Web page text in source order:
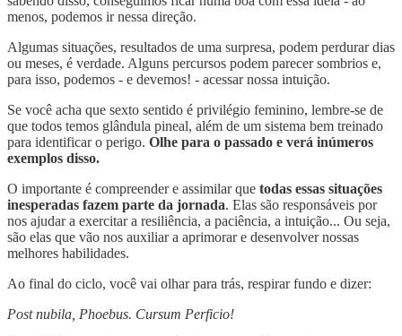
menos, podemos ir nessa direção.
Algumas situações, resultados de uma surpresa, podem perdurar dias
ou meses, é verdade. Alguns percursos podem parecer sombrios e,
para isso, podemos - e devemos! - acessar nossa intuição.
Se você acha que sexto sentido é privilégio feminino, lembre-se de
que todos temos glândula pineal, além de um sistema bem treinado
para identificar o perigo. Olhe para o passado e verá inúmeros
exemplos disso.
O importante é compreender e assimilar que todas essas situações
inesperadas fazem parte da jornada. Elas são responsáveis por
nos ajudar a exercitar a resiliência, a paciência, a intuição... Ou seja,
são elas que vão nos auxiliar a aprimorar e desenvolver nossas
melhores habilidades.
Ao final do ciclo, você vai olhar para trás, respirar fundo e dizer:
Post nubila, Phoebus. Cursum Perficio!